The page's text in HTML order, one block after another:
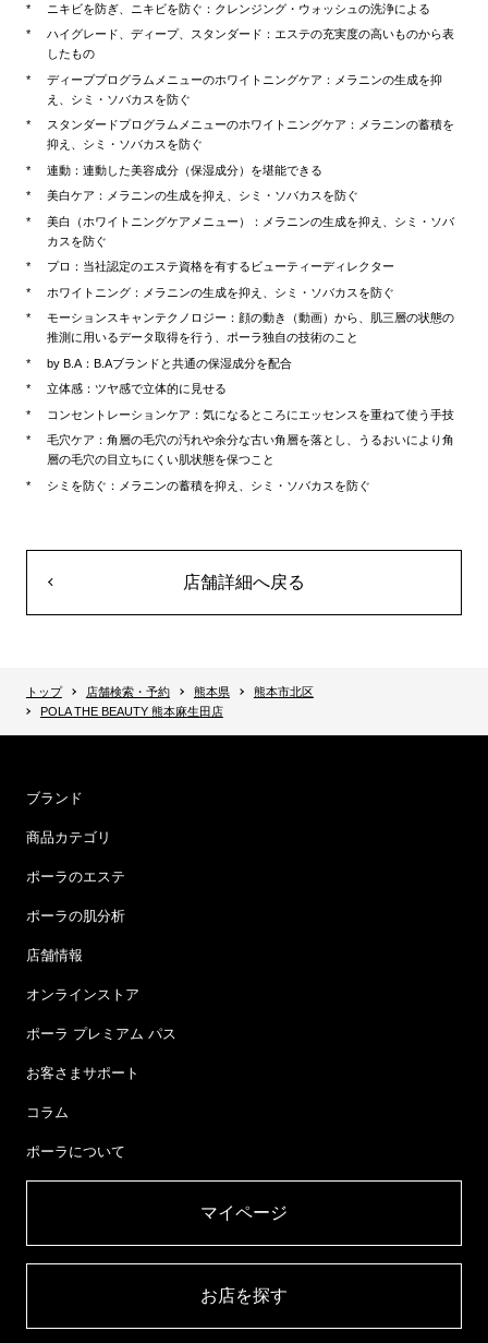
ニキビを防ぎ、ニキビを防ぐ：クレンジング・ウォッシュの洗浄による
ハイグレード、ディープ、スタンダード：エステの充実度の高いものから表
したもの
ディーププログラムメニューのホワイトニングケア：メラニンの生成を抑
え、シミ・ソバカスを防ぐ
スタンダードプログラムメニューのホワイトニングケア：メラニンの蓄積を
抑え、シミ・ソバカスを防ぐ
連動：連動した美容成分（保湿成分）を堪能できる
美白ケア：メラニンの生成を抑え、シミ・ソバカスを防ぐ
美白（ホワイトニングケアメニュー）：メラニンの生成を抑え、シミ・ソバ
カスを防ぐ
プロ：当社認定のエステ資格を有するビューティーディレクター
ホワイトニング：メラニンの生成を抑え、シミ・ソバカスを防ぐ
モーションスキャンテクノロジー：顔の動き（動画）から、肌三層の状態の
推測に用いるデータ取得を行う、ポーラ独自の技術のこと
by B.A：B.Aブランドと共通の保湿成分を配合
立体感：ツヤ感で立体的に見せる
コンセントレーションケア：気になるところにエッセンスを重ねて使う手技
毛穴ケア：角層の毛穴の汚れや余分な古い角層を落とし、うるおいにより角
層の毛穴の目立ちにくい肌状態を保つこと
シミを防ぐ：メラニンの蓄積を抑え、シミ・ソバカスを防ぐ
店舗詳細へ戻る
トップ 店舗検索・予約 熊本県
熊本市北区
POLA THE BEAUTY 熊本麻生田店
ブランド
商品カテゴリ
ポーラのエステ
ポーラの肌分析
店舗情報
オンラインストア
ポーラ プレミアム パス
お客さまサポート
コラム
ポーラについて
マイページ​
お店を探す​